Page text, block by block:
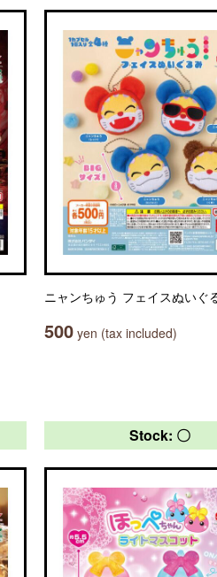
ニャンちゅう フェイスぬいぐ
500 yen (tax included)
Stock: 〇